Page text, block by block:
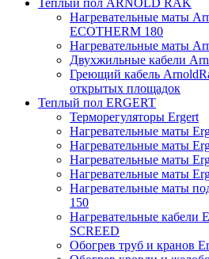
Теплый пол ARNOLD RAK
Нагревательные маты
ECOTHERM 180
Нагревательные маты
Двухжильные кабели
Греющий кабель
открытых площадок
Теплый пол ERGERT
Терморегуляторы Ergert
Нагревательные маты
Нагревательные маты
Нагревательные маты
Нагревательные маты
Нагревательные маты
150
Нагревательные кабели
SCREED
Обогрев труб и кранов